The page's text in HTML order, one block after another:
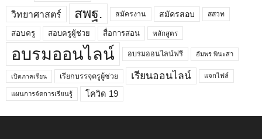
วิทยาศาสตร์ สพฐ. สมัครงาน สมัครสอบ สสวท
สอบครู สอบครูผู้ช่วย สื่อการสอน หลักสูตร
อบรมออนไลน์ อบรมออนไลน์ฟรี อัมพร พินะสา
เปิดภาคเรียน เรียกบรรจุครูผู้ช่วย เรียนออนไลน์ แจกไฟล์
แผนการจัดการเรียนรู้ โควิด 19